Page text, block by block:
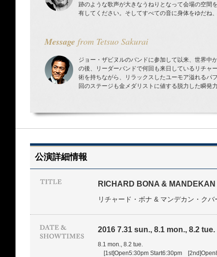
跡のような歌声が大きなうねりとなって会場の空間
有してください。そしてすべての音に身体をゆだね
Message from Tetsuo Sakurai
ジョー・ザビヌルのバンドに参加して以来、世界中
の後、リーダーバンドで何回も来日しているリチャ
術を持ちながら、リラックスしたユーモア溢れるパ
回のステージも金メダリストに値する脱力した瞬発
公演詳細情報
RICHARD BONA &
リチャード・ボナ & マンデカン・クバ
2016 7.31 sun., 8.1 mon., 8.2 tue.
8.1 mon., 8.2 tue.
[1st]Open5:30pm Start6:30pm